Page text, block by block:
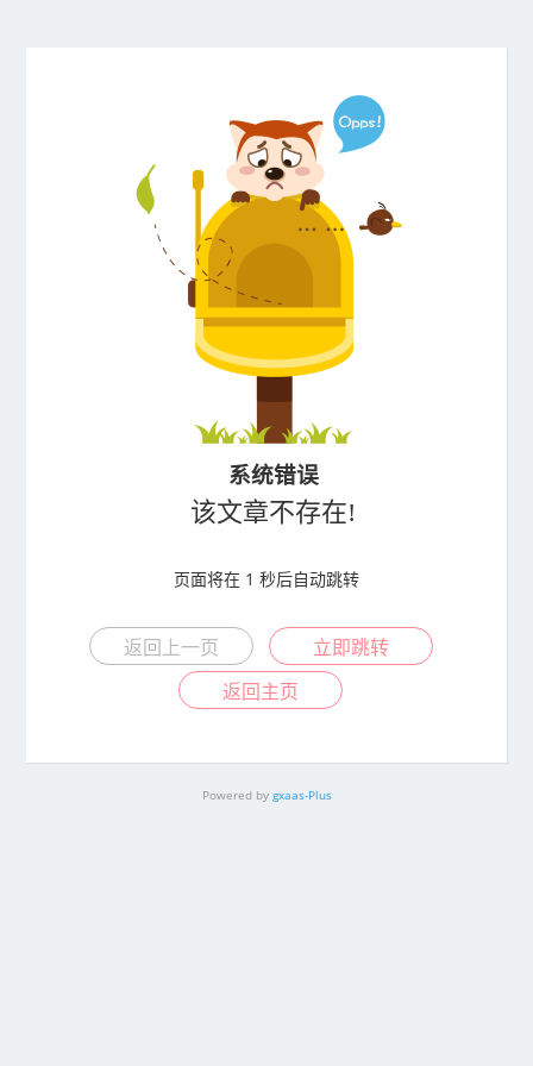
系统错误
该文章不存在!
页面将在 1 秒后自动跳转
返回上一页
立即跳转
返回主页
Powered by gxaas-Plus